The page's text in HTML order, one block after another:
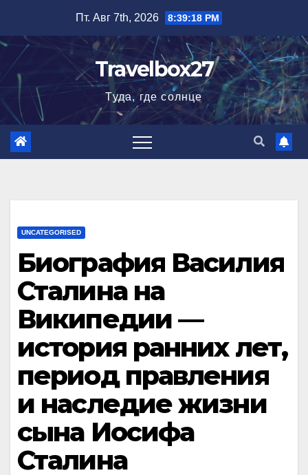
содержимому
Пт. Авг 7th, 2026 8:39:19 PM
Travelbox27
Туда, где солнце
UNCATEGORISED
Биография Василия
Сталина на
Википедии —
история ранних лет,
период правления
и наследие жизни
сына Иосифа
Сталина